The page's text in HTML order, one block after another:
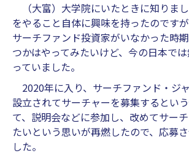
（大富）大学院にいたときに知りま
をやること自体に興味を持ったのです
サーチファンド投資家がいなかった時
つかはやってみたいけど、今の日本で
っていました。
2020年に入り、サーチファンド・ジ
設立されてサーチャーを募集するとい
て、説明会などに参加し、改めてサー
たいという思いが再燃したので、応募
した。